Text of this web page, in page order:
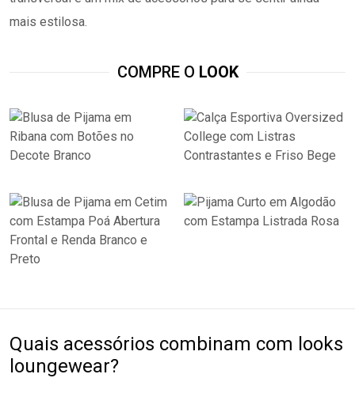
mais estilosa.
COMPRE O LOOK
Quais acessórios combinam com looks
loungewear?